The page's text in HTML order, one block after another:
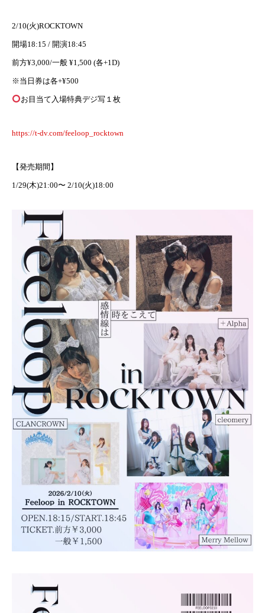
2/10(火)ROCKTOWN
開場18:15 / 開演18:45
前方¥3,000/一般 ¥1,500 (各+1D)
※当日券は各+¥500
お目当て入場特典デジ写１枚
https://t-dv.com/feeloop_rocktown
【発売期間】
1/29(木)21:00〜 2/10(火)18:00